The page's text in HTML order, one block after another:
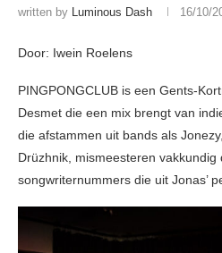
written by Luminous Dash 16/10/
Door: Iwein Roelens
PINGPONGCLUB is een Gents-
Desmet die een mix brengt van
die afstammen uit bands als
Drüzhnik, mismeesteren
songwriternummers die uit Jonas’